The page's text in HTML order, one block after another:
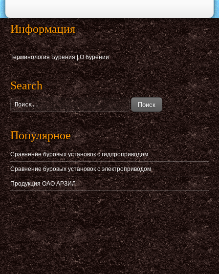
Информация
Терминология Бурения|О бурении
Search
Поиск
Популярное
Сравнение буровых установок с гидпроприводом
Сравнение буровых установок с электроприводом
Продукция ОАО АРЗИЛ